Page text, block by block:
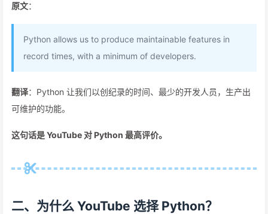
原文：
Python allows us to produce maintainable features in
record times, with a minimum of developers.
翻译：Python 让我们以创纪录的时间、最少的开发人员，生产出
可维护的功能。
这句话是 YouTube 对 Python 最高评价。
二、为什么 YouTube 选择 Python？